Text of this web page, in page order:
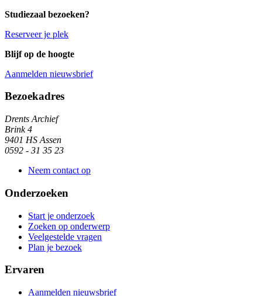
Studiezaal bezoeken?
Reserveer je plek
Blijf op de hoogte
Aanmelden nieuwsbrief
Algemene informatie
Bezoekadres
Drents Archief
Brink 4
9401 HS Assen
0592 - 31 35 23
Neem contact op
Onderzoeken
Start je onderzoek
Zoeken op onderwerp
Veelgestelde vragen
Plan je bezoek
Ervaren
Aanmelden nieuwsbrief